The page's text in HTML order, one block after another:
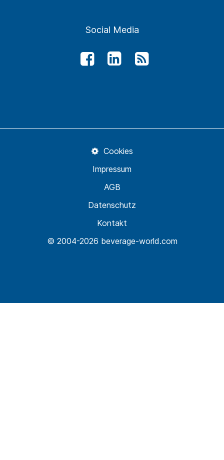
Social Media
© 2004-2026 beverage-world.com
Kontakt
Datenschutz
AGB
Impressum
Cookies